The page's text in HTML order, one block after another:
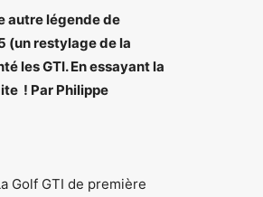
autre légende de
(un restylage de la
les GTI. En essayant la
! Par Philippe
Golf GTI de première